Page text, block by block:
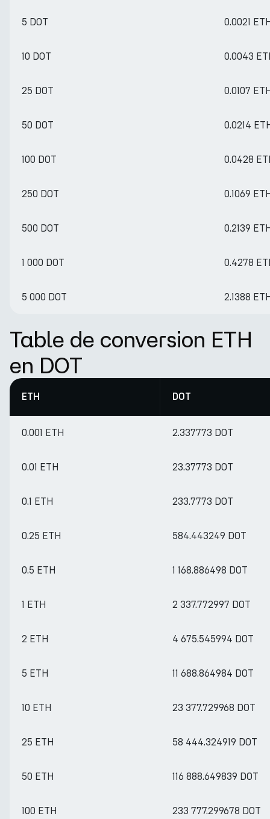
5 DOT 0.0021
10 DOT 0.0043
25 DOT 0.0107
50 DOT 0.0214
100 DOT 0.0428
250 DOT 0.1069
500 DOT 0.2139
1 000 DOT 0.4278
5 000 DOT 2.1388
Table de conversion ETH
en DOT
ETH DOT
0.001 ETH 2.337773 DOT
0.01 ETH 23.37773 DOT
0.1 ETH 233.7773 DOT
0.25 ETH 584.443249 DOT
0.5 ETH 1 168.886498 DOT
1 ETH 2 337.772997 DOT
2 ETH 4 675.545994 DOT
5 ETH 11 688.864984 DOT
10 ETH 23 377.729968 DOT
25 ETH 58 444.324919 DOT
50 ETH 116 888.649839 DOT
100 ETH 233 777.299678 DOT